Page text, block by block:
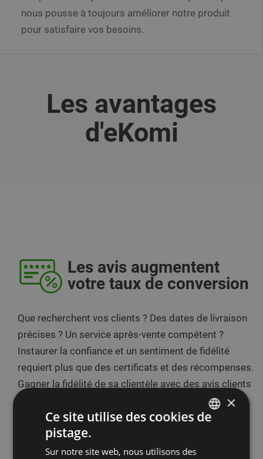
nous pousse à toujours améliorer notre produit
pour satisfaire vos besoins.
Les avantages
d'eKomi
Les avis augmentent
votre taux de conversion
Que recherchent vos clients ? Des dates de livraison
précises ? Un service après-vente compétent ?
Instaurer la confiance et un sentiment de fidélité
requiert plus que des certificats et des récompenses.
Gagner la fidélité de sa clientèle avec des avis clients
authentiques est une méthode solide et efficace. En
utilisant le système d'avis 5 étoiles d'eKomi, vous
pouvez augmenter de manière substantielle vos taux
de conversion via un trafic lié aux recherches plus
DUTCH
×
Ce site utilise des cookies de
pistage.
Sur notre site web, nous utilisons des